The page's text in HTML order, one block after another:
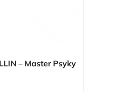
– Master Psyky